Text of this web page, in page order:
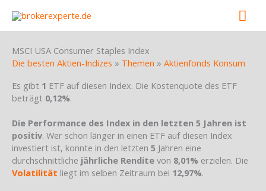
content
MSCI USA Consumer Staples Index
Die besten Aktien-Indizes » Themen » Aktienfonds Konsum
Es gibt 1 ETF auf diesen Index. Die Kostenquote des ETF
beträgt 0,12%.
Die Performance des Index in den letzten 5 Jahren ist
positiv. Wer schon länger in einen ETF auf diesen Index
investiert ist, konnte in den letzten 5 Jahren eine
durchschnittliche jährliche Rendite von 8,01% erzielen. Die
Volatilität liegt im selben Zeitraum bei 12,97%.